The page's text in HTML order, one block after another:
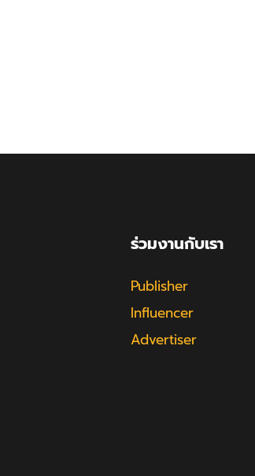
ร่วมงานกับเรา
Publisher
Influencer
Advertiser